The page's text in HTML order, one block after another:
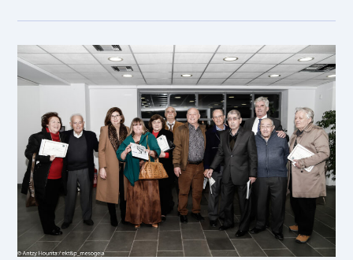
ΠΡΟΛΗΨΗΣ
ΓΙΑ
ΚΑΡΚΙΝΟ
ΤΡΑΧΗΛΟΥ
–
ΜΑΣΤΟΥ
2023